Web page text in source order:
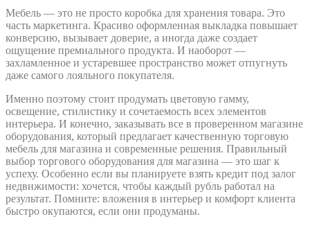
Мебель — это не просто коробка для хранения товара. Это
часть маркетинга. Красиво оформленная выкладка повышает
конверсию, вызывает доверие, а иногда даже создает
ощущение премиального продукта. И наоборот —
захламленное и устаревшее пространство может отпугнуть
даже самого лояльного покупателя.
Именно поэтому стоит продумать цветовую гамму,
освещение, стилистику и сочетаемость всех элементов
интерьера. И конечно, заказывать все в проверенном магазине
оборудования, который предлагает качественную торговую
мебель для магазина и современные решения. Правильный
выбор торгового оборудования для магазина — это шаг к
успеху. Особенно если вы планируете взять кредит под залог
недвижимости: хочется, чтобы каждый рубль работал на
результат. Помните: вложения в интерьер и комфорт клиента
быстро окупаются, если они продуманы.